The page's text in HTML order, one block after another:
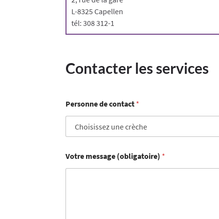
L-8325 Capellen
tél: 308 312-1
Contacter les services
Personne de contact *
Votre message (obligatoire) *